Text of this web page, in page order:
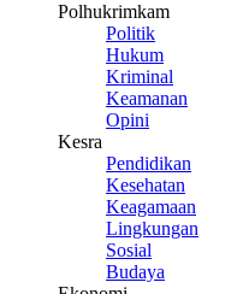
Polhukrimkam
Politik
Hukum
Kriminal
Keamanan
Opini
Kesra
Pendidikan
Kesehatan
Keagamaan
Lingkungan
Sosial
Budaya